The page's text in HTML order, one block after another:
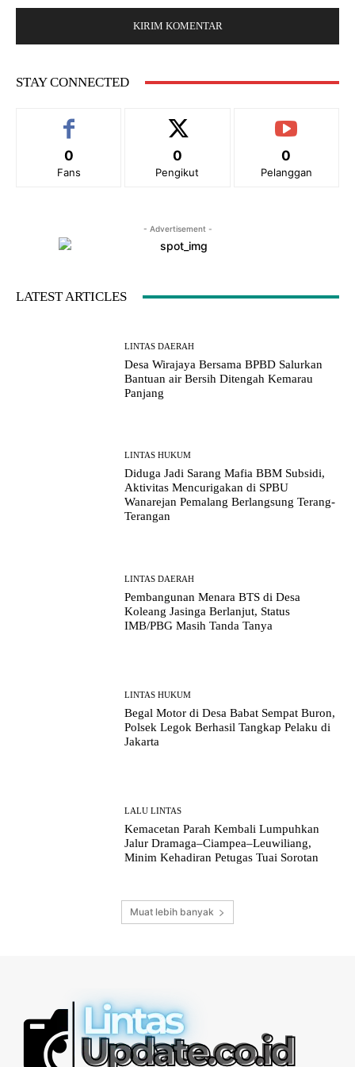
:b
:
STAY CONNECTED
0
Fans
0
Pengikut
0
Pelanggan
- Advertisement -
LATEST ARTICLES
LINTAS DAERAH
Desa Wirajaya Bersama BPBD Salurkan
Bantuan air Bersih Ditengah Kemarau
Panjang
LINTAS HUKUM
Diduga Jadi Sarang Mafia BBM Subsidi,
Aktivitas Mencurigakan di SPBU
Wanarejan Pemalang Berlangsung Terang-
Terangan
LINTAS DAERAH
Pembangunan Menara BTS di Desa
Koleang Jasinga Berlanjut, Status
IMB/PBG Masih Tanda Tanya
LINTAS HUKUM
Begal Motor di Desa Babat Sempat Buron,
Polsek Legok Berhasil Tangkap Pelaku di
Jakarta
LALU LINTAS
Kemacetan Parah Kembali Lumpuhkan
Jalur Dramaga–Ciampea–Leuwiliang,
Minim Kehadiran Petugas Tuai Sorotan
Muat lebih banyak